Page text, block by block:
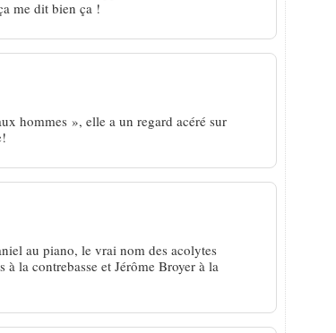
me dit bien ça !
hommes », elle a un regard acéré sur
au piano, le vrai nom des acolytes
la contrebasse et Jérôme Broyer à la